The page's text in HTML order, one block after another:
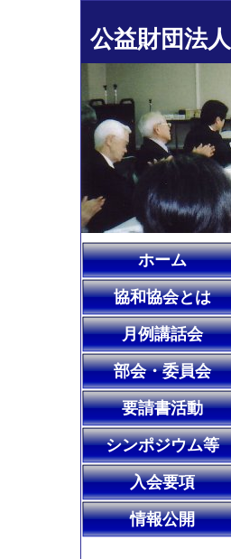
公益財団法人
ホーム
協和協会とは
月例講話会
部会・委員会
要請書活動
シンポジウム等
入会要項
情報公開